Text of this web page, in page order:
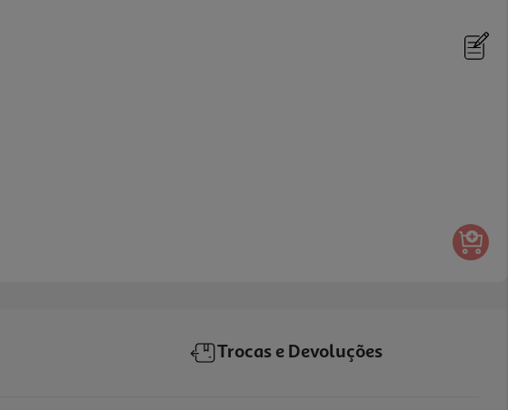
Trocas e Devoluções